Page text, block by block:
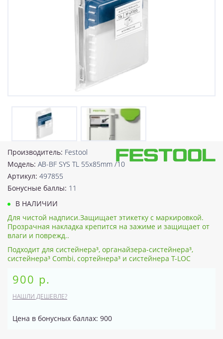
Производитель: Festool
Модель: AB-BF SYS TL 55x85mm /10
Артикул: 497855
Бонусные баллы: 11
В НАЛИЧИИ
Для чистой надписи.Защищает этикетку с маркировкой.
Прозрачная накладка крепится на зажиме и защищает от
влаги и поврежд..
Подходит для систейнера³, органайзера-систейнера³,
систейнера³ Combi, сортейнера³ и систейнера T-LOC
900 р.
НАШЛИ ДЕШЕВЛЕ?
Цена в бонусных баллах: 900